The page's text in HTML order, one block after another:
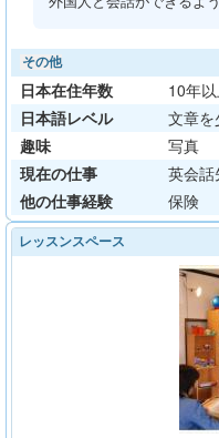
その他
日本在住年数
10年
日本語レベル
文章を
趣味
写真
現在の仕事
英会
他の仕事経験
保険
レッスンスペース